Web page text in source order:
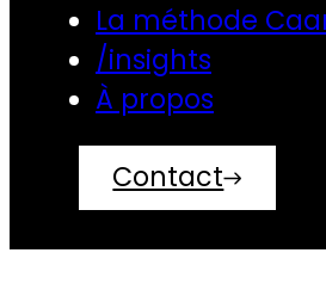
La méthode
/insights
À propos
Contact